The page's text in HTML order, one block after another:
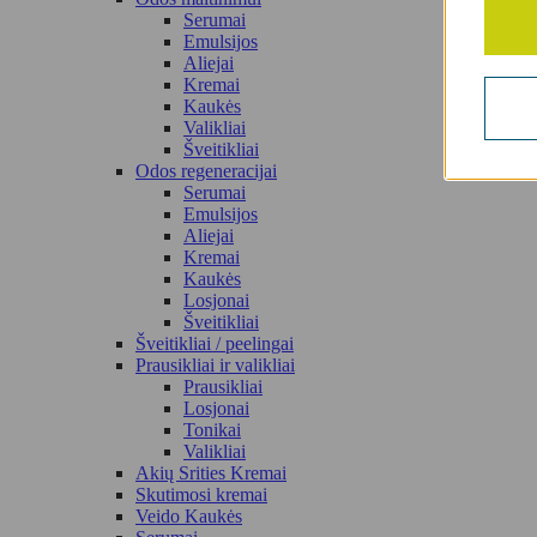
Serumai
Emulsijos
Aliejai
Kremai
Kaukės
Valikliai
Šveitikliai
Odos regeneracijai
Serumai
Emulsijos
Aliejai
Kremai
Kaukės
Losjonai
Šveitikliai
Šveitikliai / peelingai
Prausikliai ir valikliai
Prausikliai
Losjonai
Tonikai
Valikliai
Akių Srities Kremai
Skutimosi kremai
Veido Kaukės